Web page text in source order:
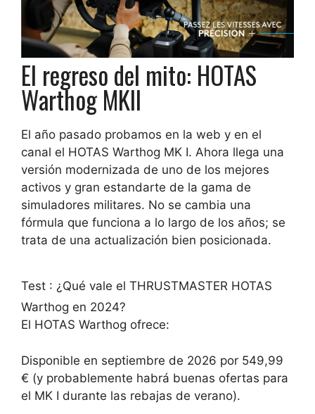
El regreso del mito: HOTAS
Warthog MKII
El año pasado probamos en la web y en el
canal el HOTAS Warthog MK I. Ahora llega una
versión modernizada de uno de los mejores
activos y gran estandarte de la gama de
simuladores militares. No se cambia una
fórmula que funciona a lo largo de los años; se
trata de una actualización bien posicionada.
Test : ¿Qué vale el THRUSTMASTER HOTAS
Warthog en 2024?
El HOTAS Warthog ofrece:
Disponible en septiembre de 2026 por 549,99
€ (y probablemente habrá buenas ofertas para
el MK I durante las rebajas de verano).